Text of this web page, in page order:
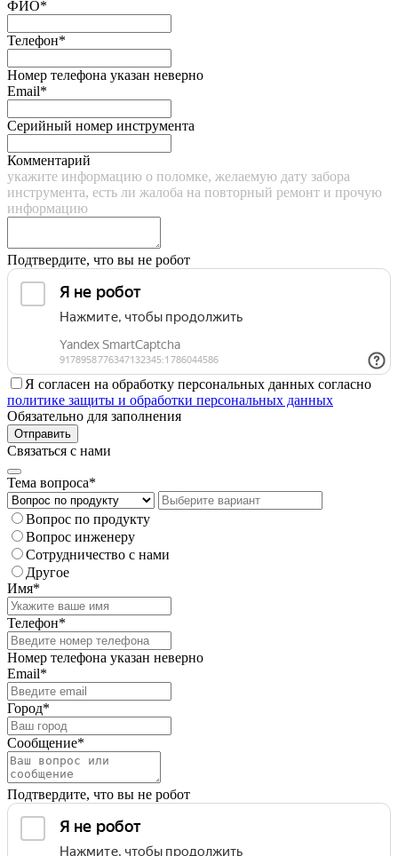
ФИО*
Телефон*
Номер телефона указан неверно
Email*
Серийный номер инструмента
Комментарий
укажите информацию о поломке, желаемую дату забора
инструмента, есть ли жалоба на повторный ремонт и прочую
информацию
Подтвердите, что вы не робот
Я согласен на обработку персональных данных согласно
политике защиты и обработки персональных данных
Обязательно для заполнения
Отправить
Связаться с нами
Тема вопроса*
Вопрос по продукту
Вопрос инженеру
Сотрудничество с нами
Другое
Имя*
Телефон*
Номер телефона указан неверно
Email*
Город*
Сообщение*
Подтвердите, что вы не робот